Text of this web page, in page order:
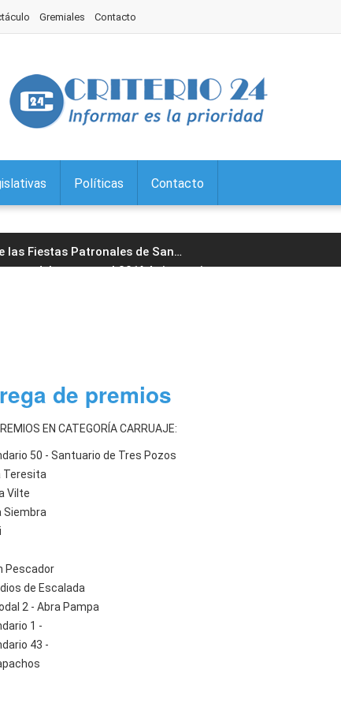
Gremiales Contacto
Políticas Contacto
las Fiestas Patronales de San…
del acto por el 201° Aniversario…
aprobó la ley de propiedad
de premios
EN CATEGORÍA CARRUAJE:
50 - Santuario de Tres Pozos
Teresita
Vilte
Siembra
Pescador
de Escalada
2 - Abra Pampa
1 -
43 -